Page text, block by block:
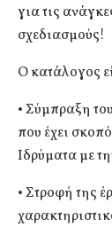
για τις
σχεδιασμούς!
Ο κατάλογος
• Σύμπραξη
που έχει
Ιδρύματα με
• Στροφή της